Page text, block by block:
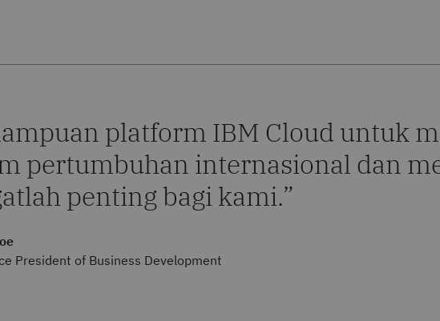
platform IBM Cloud untuk
pertumbuhan internasional dan
penting bagi kami.
President of Business Development